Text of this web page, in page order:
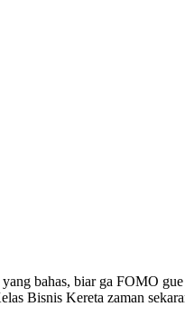
bahas, biar ga FOMO
Bisnis Kereta zaman